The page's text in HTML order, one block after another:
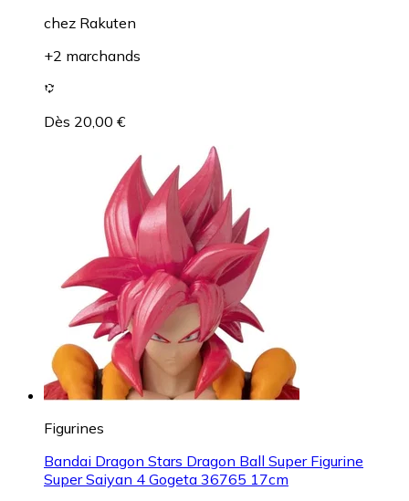
chez Rakuten
+2 marchands
Dès 20,00 €
Figurines
Bandai Dragon Stars Dragon Ball Super Figurine
Super Saiyan 4 Gogeta 36765 17cm